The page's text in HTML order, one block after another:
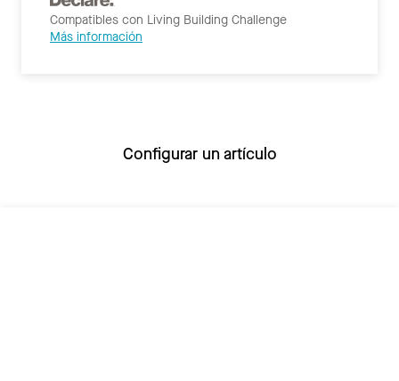
Compatibles con Living Building Challenge
Más información
Configurar un artículo